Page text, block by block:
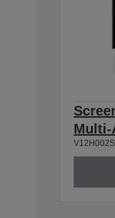
Multi-